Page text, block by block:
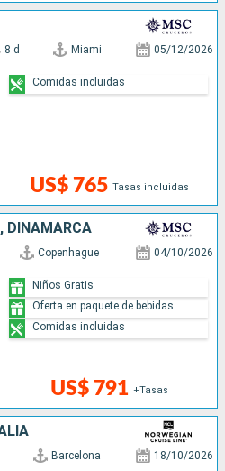
8 d Miami 05/12/2026
US$ 765 Tasas incluidas
Comidas incluidas
DINAMARCA
Copenhague 04/10/2026
US$ 791 +Tasas
Niños Gratis
Oferta en paquete de bebidas
Comidas incluidas
Barcelona 18/10/2026